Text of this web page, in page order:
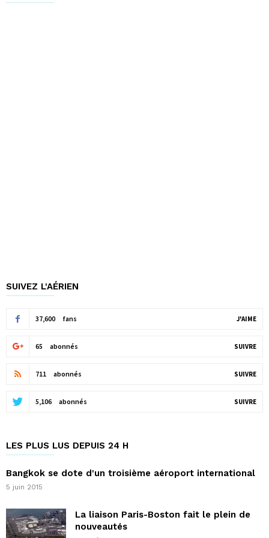
SUIVEZ L'AÉRIEN
37,600 fans J'AIME
65 abonnés SUIVRE
711 abonnés SUIVRE
5,106 abonnés SUIVRE
LES PLUS LUS DEPUIS 24 H
Bangkok se dote d'un troisième aéroport international
5 juin 2015
La liaison Paris-Boston fait le plein de
nouveautés